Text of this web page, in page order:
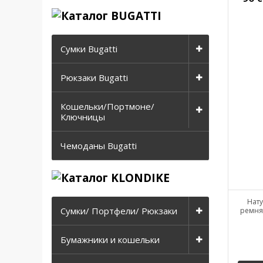
Сумки Bugatti
Рюкзаки Bugatti
Кошельки/Портмоне/
Ключницы
Чемоданы Bugatti
Сумки/ Портфели/ Рюкзаки
Бумажники и кошельки